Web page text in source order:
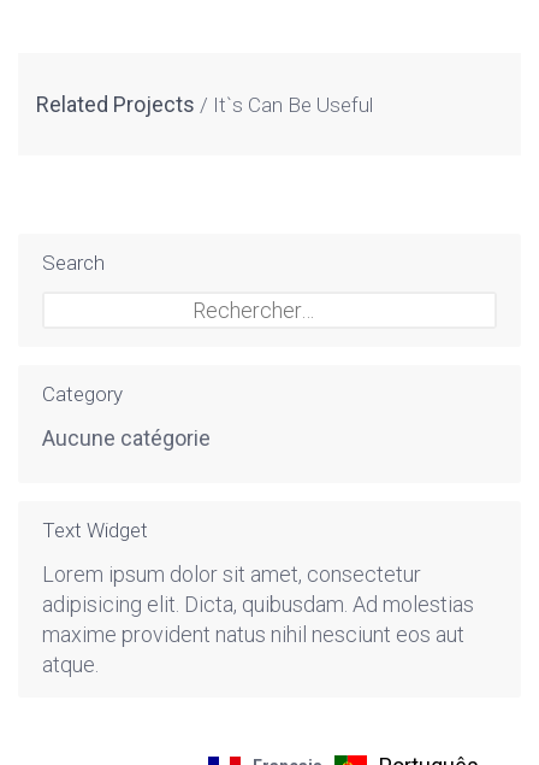
Related Projects It`s Can Be Useful
Search
Category
Aucune catégorie
Text Widget
Lorem ipsum dolor sit amet, consectetur
adipisicing elit. Dicta, quibusdam. Ad molestias
maxime provident natus nihil nesciunt eos aut
atque.